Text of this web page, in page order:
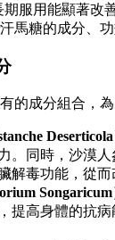
服用能顯著改
馬糖的成分、
的成分組合，
Deserticola
。同時，沙漠
解毒功能，從而
Songaricum
提高身體的抗